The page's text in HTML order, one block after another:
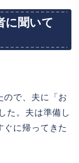
に聞いて
ので、夫に「お
た。夫は準備し
ぐに帰ってきた